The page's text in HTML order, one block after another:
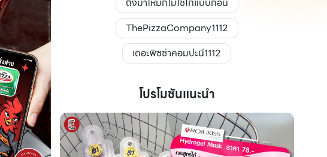
ThePizzaCompany1112
เดอะพิซซ่าคอมปะนี1112
โปรโมชันแนะนำ